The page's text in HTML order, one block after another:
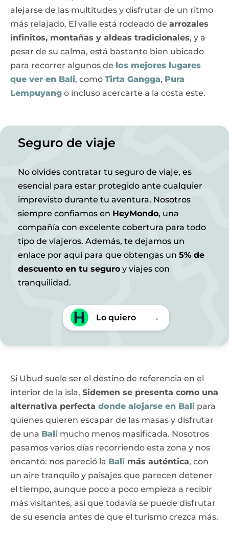
alejarse de las multitudes y disfrutar de un ritmo
más relajado. El valle está rodeado de arrozales
infinitos, montañas y aldeas tradicionales, y a
pesar de su calma, está bastante bien ubicado
para recorrer algunos de los mejores lugares
que ver en Bali, como Tirta Gangga, Pura
Lempuyang o incluso acercarte a la costa este.
Seguro de viaje
No olvides contratar tu seguro de viaje, es
esencial para estar protegido ante cualquier
imprevisto durante tu aventura. Nosotros
siempre confiamos en HeyMondo, una
compañía con excelente cobertura para todo
tipo de viajeros. Además, te dejamos un
enlace por aquí para que obtengas un 5% de
descuento en tu seguro y viajes con
tranquilidad.
Lo quiero →
Si Ubud suele ser el destino de referencia en el
interior de la isla, Sidemen se presenta como una
alternativa perfecta donde alojarse en Bali para
quienes quieren escapar de las masas y disfrutar
de una Bali mucho menos masificada. Nosotros
pasamos varios días recorriendo esta zona y nos
encantó: nos pareció la Bali más auténtica, con
un aire tranquilo y paisajes que parecen detener
el tiempo, aunque poco a poco empieza a recibir
más visitantes, así que todavía se puede disfrutar
de su esencia antes de que el turismo crezca más.